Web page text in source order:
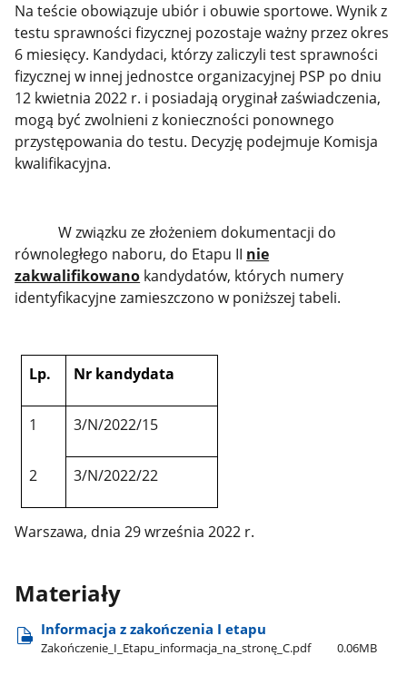
Na teście obowiązuje ubiór i obuwie sportowe. Wynik z
testu sprawności fizycznej pozostaje ważny przez okres
6 miesięcy. Kandydaci, którzy zaliczyli test sprawności
fizycznej w innej jednostce organizacyjnej PSP po dniu
12 kwietnia 2022 r. i posiadają oryginał zaświadczenia,
mogą być zwolnieni z konieczności ponownego
przystępowania do testu. Decyzję podejmuje Komisja
kwalifikacyjna.
W związku ze złożeniem dokumentacji do
równoległego naboru, do Etapu II nie
zakwalifikowano kandydatów, których numery
identyfikacyjne zamieszczono w poniższej tabeli.
Lp. Nr kandydata
1 3/N/2022/15
2 3/N/2022/22
Warszawa, dnia 29 września 2022 r.
Materiały
Informacja z zakończenia I etapu
Zakończenie​_I​_Etapu​_informacja​_na​_stronę​_C.pdf 0.06MB